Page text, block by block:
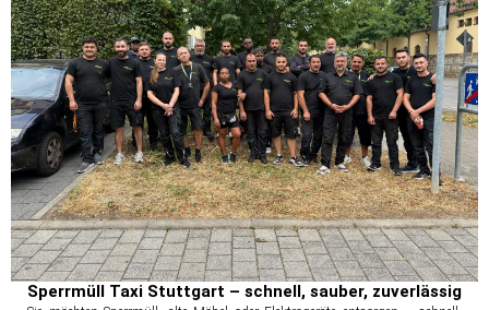
Sperrmüll Taxi Stuttgart – schnell, sauber, zuverlässig